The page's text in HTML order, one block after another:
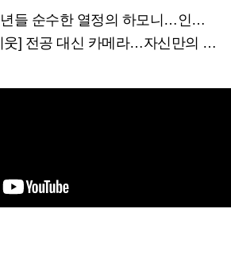
한 열정의 하모니…인류애적 메시지 전할 것”
카메라…자신만의 ‘웨딩스냅’ 철학 만든 당찬 청년